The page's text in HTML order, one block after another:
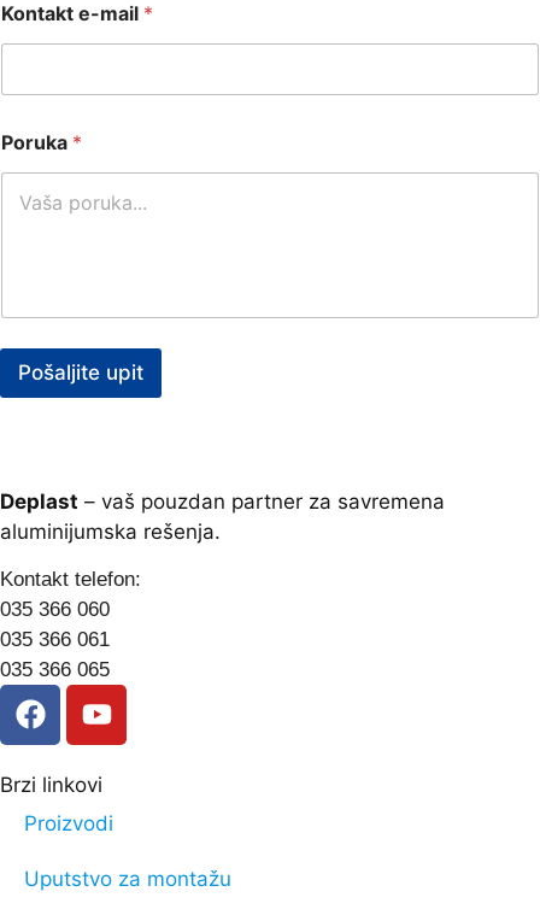
Kontakt e-mail *
Poruka *
Pošaljite upit
Deplast – vaš pouzdan partner za savremena
aluminijumska rešenja.
Kontakt telefon:
035 366 060
035 366 061
035 366 065
Brzi linkovi
Proizvodi
Uputstvo za montažu